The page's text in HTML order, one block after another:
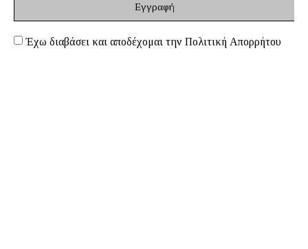
Έχω διαβάσει και αποδέχομαι την Πολιτική Απορρήτου
Εγγραφή